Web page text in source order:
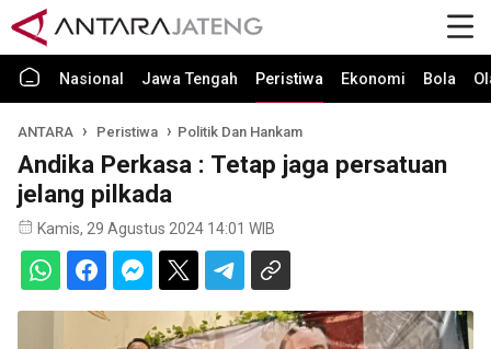
Nasional Jawa Tengah Peristiwa Ekonomi Bola
ANTARA Peristiwa Politik Dan Hankam
Andika Perkasa : Tetap jaga persatuan
jelang pilkada
Kamis, 29 Agustus 2024 14:01 WIB